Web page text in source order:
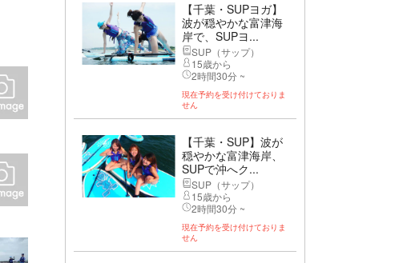
【千葉・SUPヨガ】
波が穏やかな富津海
岸で、SUPヨ...
SUP（サップ）
15歳から
2時間30分 ~
現在予約を受け付けておりま
せん
【千葉・SUP】波が
穏やかな富津海岸、
SUPで沖へク...
SUP（サップ）
15歳から
2時間30分 ~
現在予約を受け付けておりま
せん